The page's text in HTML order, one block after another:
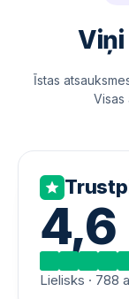
Viņi
Īstas
Visas
4,6
Lielisks · 788